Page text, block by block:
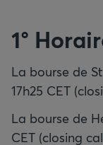
1°
La bourse de
17h25 CET
La bourse de
CET (closing